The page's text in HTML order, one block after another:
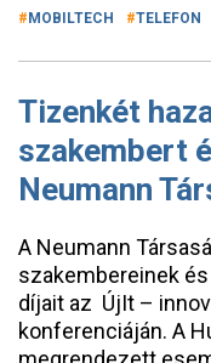
MOBILTECH TELEFON
Tizenkét
szakembert
Neumann
A Neumann
szakembereinek
díjait az ÚjIt –
konferenciáján. A